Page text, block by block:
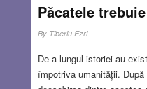
Păcatele
By Tiberiu Ezri
De-a lungul istoriei au
împotriva umanității.